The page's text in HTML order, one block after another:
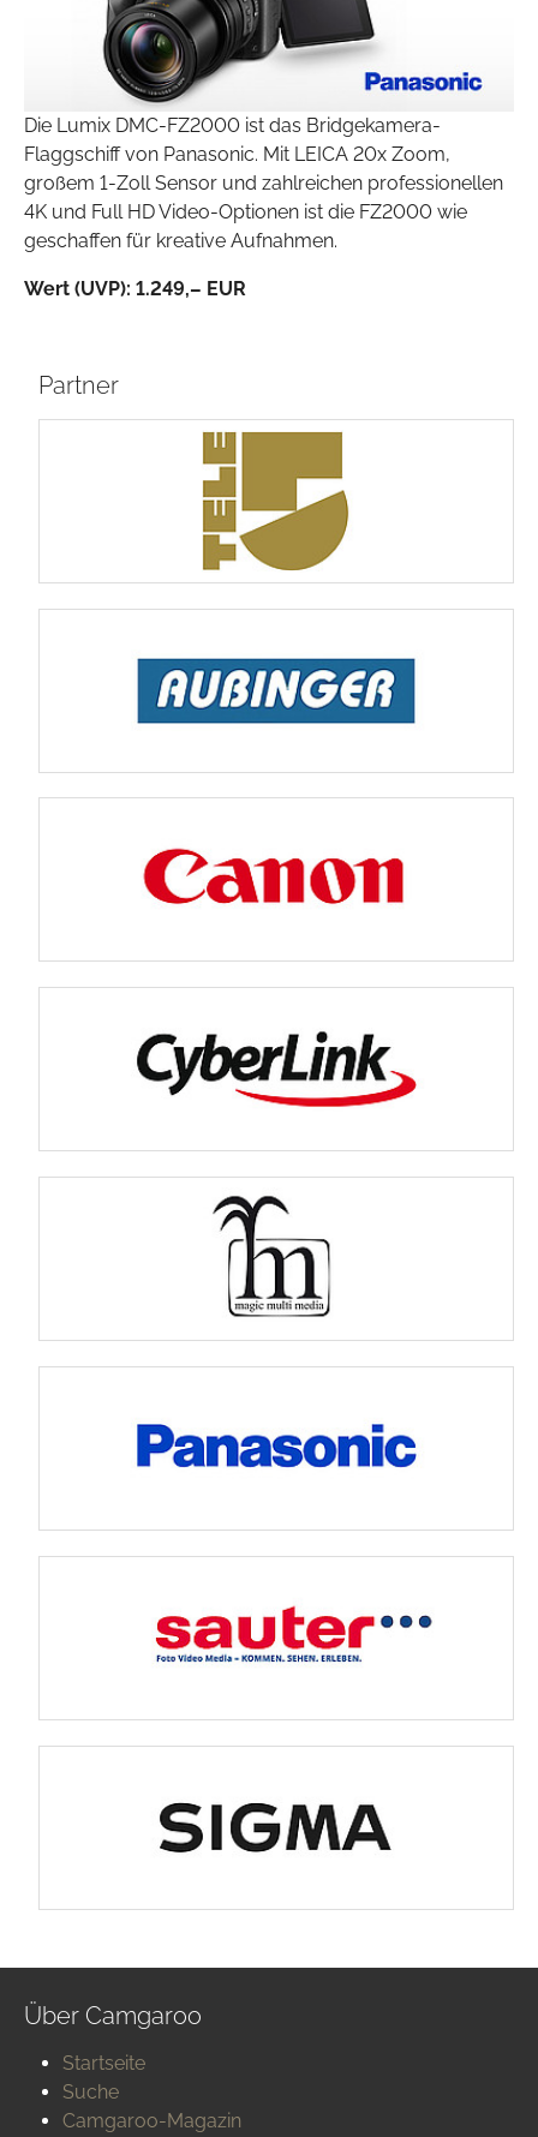
Die Lumix DMC-FZ2000 ist das Bridgekamera-
Flaggschiff von Panasonic. Mit LEICA 20x Zoom,
großem 1-Zoll Sensor und zahlreichen professionellen
4K und Full HD Video-Optionen ist die FZ2000 wie
geschaffen für kreative Aufnahmen.
Wert (UVP): 1.249,– EUR
Partner
Über Camgaroo
Startseite
Suche
Camgaroo-Magazin